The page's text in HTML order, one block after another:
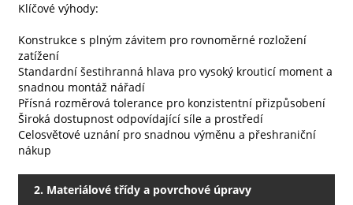
Klíčové výhody:
Konstrukce s plným závitem pro rovnoměrné rozložení
zatížení
Standardní šestihranná hlava pro vysoký krouticí moment a
snadnou montáž nářadí
Přísná rozměrová tolerance pro konzistentní přizpůsobení
Široká dostupnost odpovídající síle a prostředí
Celosvětové uznání pro snadnou výměnu a přeshraniční
nákup
2. Materiálové třídy a povrchové úpravy